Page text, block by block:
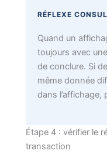
RÉFLEXE
Quand un
toujours avec
de conclure. Si
même donnée
dans l’affichage,
Étape 4 : vérifier le
transaction